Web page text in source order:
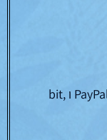
עובדים עם כל כרטיסי האשראי וגם PayPal ו bit,